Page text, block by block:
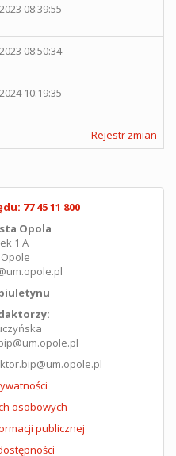
08:39:55
08:50:34
10:19:35
Rejestr zmian
77 45 11 800
Opola
1 A
osobowych
publicznej